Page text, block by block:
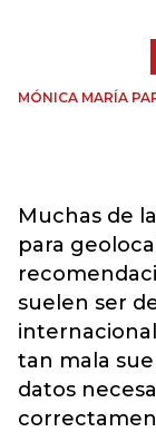
MÓNICA MARÍA
Muchas de
para
suelen ser
tan mala
datos